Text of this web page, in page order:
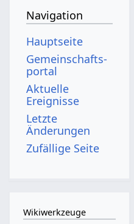
Navigation
Hauptseite
Gemeinschafts­
portal
Aktuelle
Ereignisse
Letzte
Änderungen
Zufällige Seite
Wikiwerkzeuge